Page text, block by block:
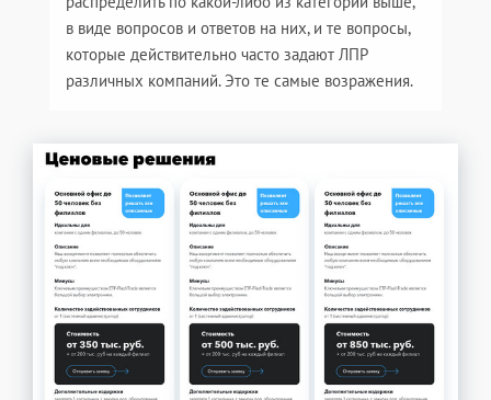
в виде вопросов и ответов на них, и те вопросы,
которые действительно часто задают ЛПР
различных компаний. Это те самые возражения.